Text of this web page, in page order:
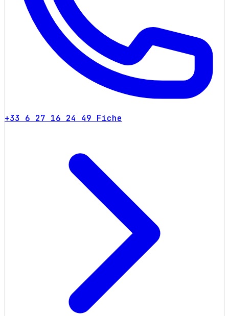
+33 6 27 16 24 49 Fiche